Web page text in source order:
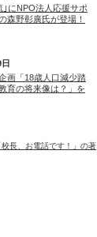
｣にNPO法人応援サポ
森野彰廣氏が登場！
画「18歳人口減少踏
育の将来像は？」を
長、お電話です！」の著